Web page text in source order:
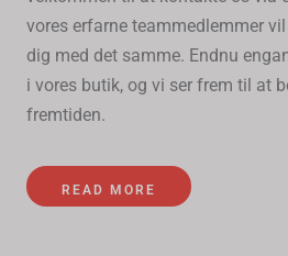
vores erfarne teammedlemmer
dig med det samme. Endnu
i vores butik, og vi ser frem til at
fremtiden.
READ MORE